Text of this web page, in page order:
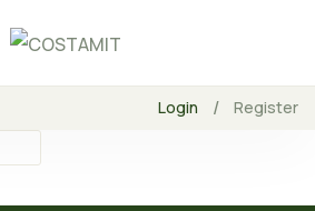
Login / Register